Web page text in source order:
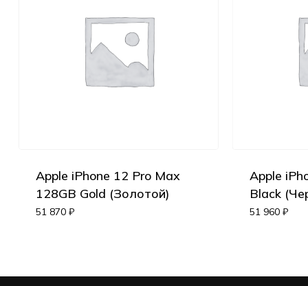
Apple iPhone 12 Pro Max
128GB Gold (Золотой)
51 870 ₽
Apple
Black
51 960 ₽